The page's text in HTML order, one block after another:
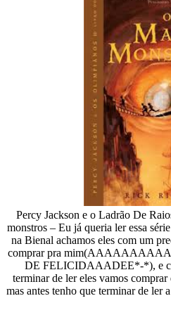
Percy Jackson e o Ladrão De
monstros – Eu já queria ler essa
na Bienal achamos eles com um
comprar pra
DE FELICIDAAADEE*-*), e
terminar de ler eles vamos
mas antes tenho que terminar de ler